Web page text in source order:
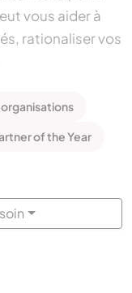
vous aider à
rationaliser vos
organisations
of the Year